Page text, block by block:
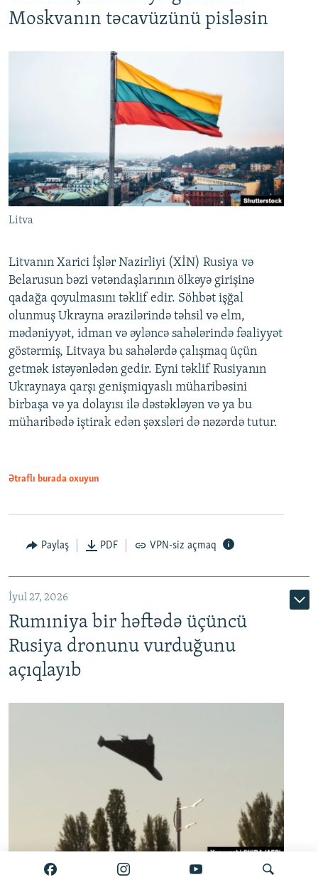
Moskvanın təcavüzünü pisləsin
Litva
Litvanın Xarici İşlər Nazirliyi (XİN) Rusiya və
Belarusun bəzi vətəndaşlarının ölkəyə girişinə
qadağa qoyulmasını təklif edir. Söhbət işğal
olunmuş Ukrayna ərazilərində təhsil və elm,
mədəniyyət, idman və əyləncə sahələrində fəaliyyət
göstərmiş, Litvaya bu sahələrdə çalışmaq üçün
getmək istəyənlədən gedir. Eyni təklif Rusiyanın
Ukraynaya qarşı genişmiqyaslı müharibəsini
birbaşa və ya dolayısı ilə dəstəkləyən və ya bu
müharibədə iştirak edən şəxsləri də nəzərdə tutur.
Ətraflı burada oxuyun
Paylaş PDF VPN-siz açmaq
İyul 27, 2026
Rumıniya bir həftədə üçüncü
Rusiya dronunu vurduğunu
açıqlayıb
Rusiya dronu